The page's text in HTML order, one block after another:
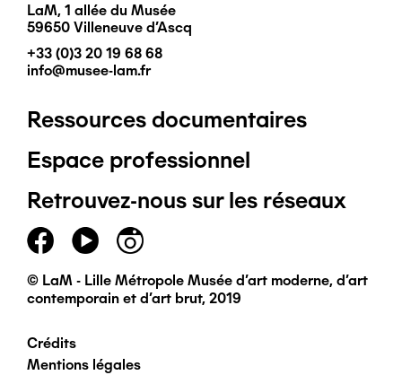
LaM, 1 allée du Musée
59650 Villeneuve d'Ascq
+33 (0)3 20 19 68 68
info@musee-lam.fr
Pied
de
page
principal
Ressources documentaires
Espace professionnel
Retrouvez-nous sur les réseaux
© LaM - Lille Métropole Musée d'art moderne, d'art
contemporain et d'art brut, 2019
Pied
Crédits
Mentions légales